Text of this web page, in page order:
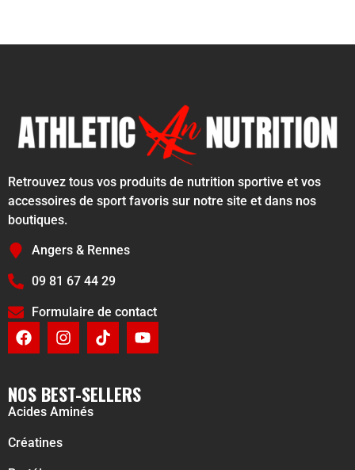
Retrouvez tous vos produits de nutrition sportive et vos
accessoires de sport favoris sur notre site et dans nos
boutiques.
Angers & Rennes
09 81 67 44 29
Formulaire de contact
NOS BEST-SELLERS
Acides Aminés
Créatines